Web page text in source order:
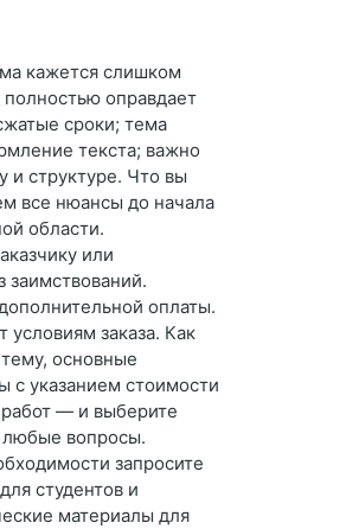
кажется слишком
оправдает
сроки; тема
текста; важно
и структуре. Что вы
все нюансы до начала
области.
или
заимствований.
оплаты.
условиям заказа. Как
основные
с указанием стоимости
— и выберите
любые вопросы.
запросите
студентов и
материалы для